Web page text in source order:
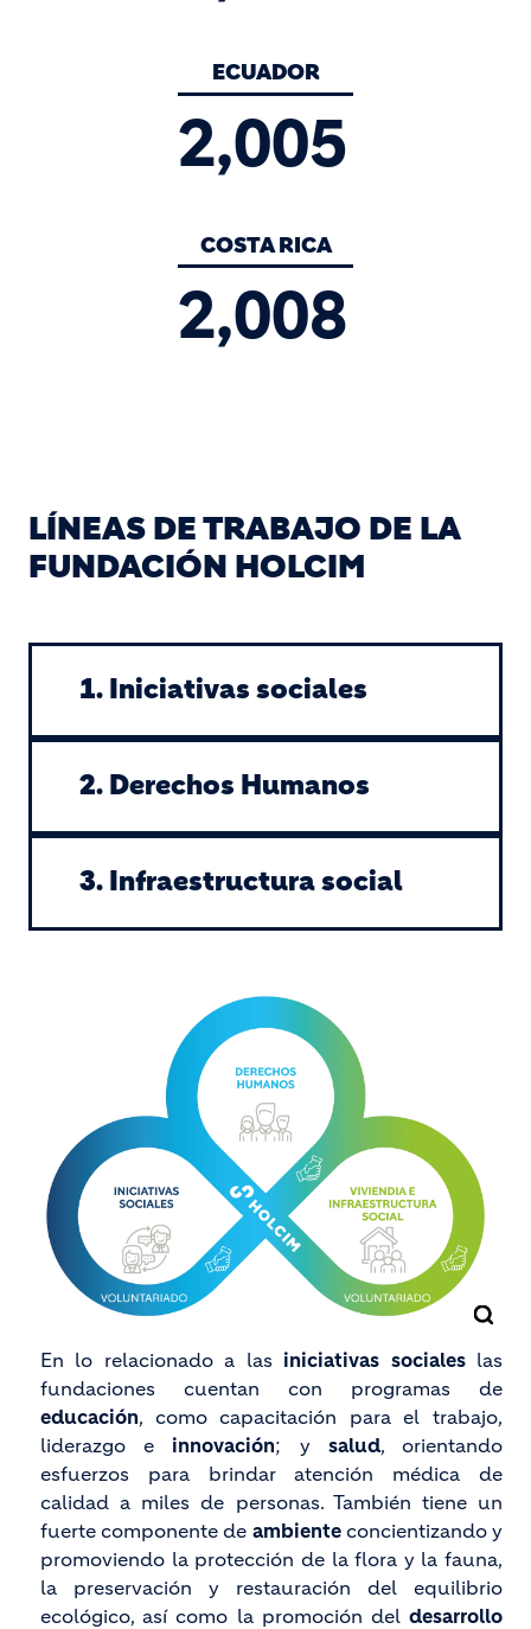
ECUADOR
2,005
COSTA RICA
2,008
LÍNEAS DE TRABAJO DE LA
FUNDACIÓN HOLCIM
1. Iniciativas sociales
2. Derechos Humanos
3. Infraestructura social
En lo relacionado a las iniciativas socialeslas
fundaciones cuentan con programas de
educación, como capacitación para el trabajo,
liderazgo e innovación; y salud, orientando
esfuerzos para brindar atención médica de
calidad a miles de personas. También tiene un
fuerte componente de ambienteconcientizando y
promoviendo la protección de la flora y la fauna,
la preservación y restauración del equilibrio
ecológico, así como la promoción del desarrollo